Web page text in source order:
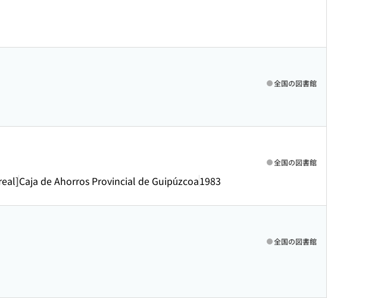
全国の図書館
Caja de Ahorros Provincial de Guipúzcoa1983
全国の図書館
全国の図書館